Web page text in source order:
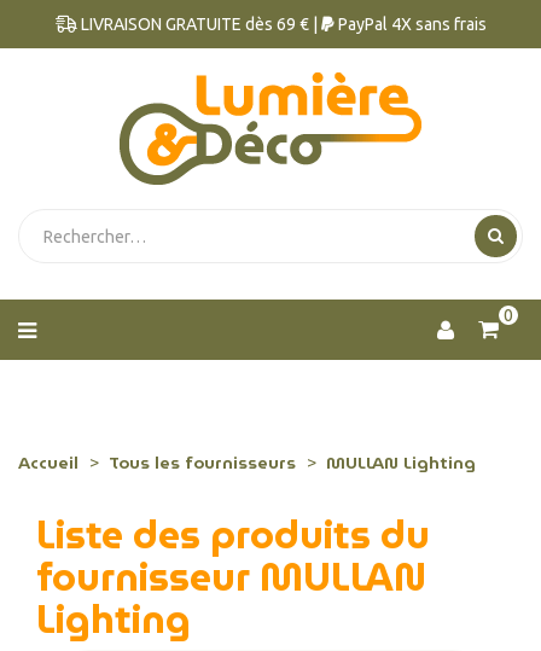
LIVRAISON GRATUITE dès 69 € | PayPal 4X sans frais
0
Accueil Tous les fournisseurs MULLAN Lighting
Liste des produits du
fournisseur MULLAN
Lighting